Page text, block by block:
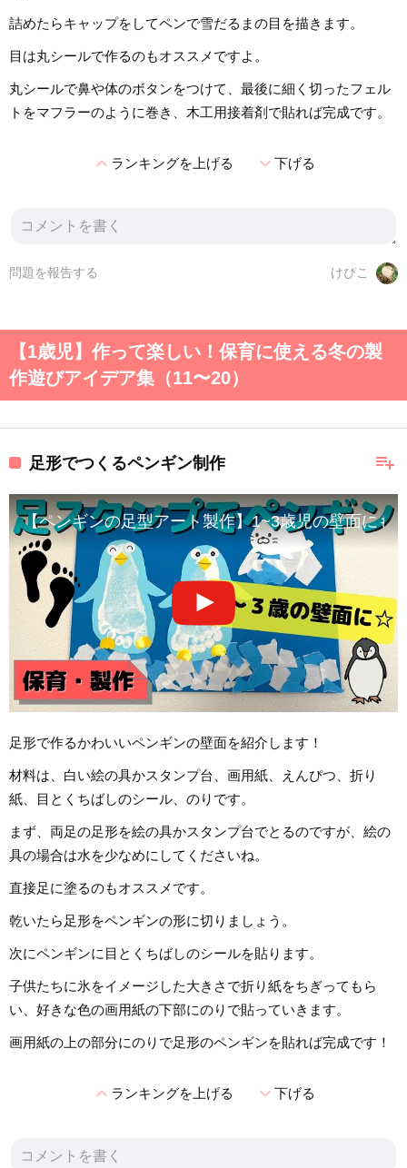
詰めたらキャップをしてペンで雪だるまの目を描きます。
目は丸シールで作るのもオススメですよ。
丸シールで鼻や体のボタンをつけて、最後に細く切ったフェル
トをマフラーのように巻き、木工用接着剤で貼れば完成です。
expand_lessランキングを上げる expand_more下げる
けぴこ
問題を報告する
【1歳児】作って楽しい！保育に使える冬の製
作遊びアイデア集（11〜20）
playlist_add
足形でつくるペンギン制作
【ペンギンの足型アート製作】1~3歳児の壁面にも
足形で作るかわいいペンギンの壁面を紹介します！
材料は、白い絵の具かスタンプ台、画用紙、えんぴつ、折り
紙、目とくちばしのシール、のりです。
まず、両足の足形を絵の具かスタンプ台でとるのですが、絵の
具の場合は水を少なめにしてくださいね。
直接足に塗るのもオススメです。
乾いたら足形をペンギンの形に切りましょう。
次にペンギンに目とくちばしのシールを貼ります。
子供たちに氷をイメージした大きさで折り紙をちぎってもら
い、好きな色の画用紙の下部にのりで貼っていきます。
画用紙の上の部分にのりで足形のペンギンを貼れば完成です！
expand_lessランキングを上げる expand_more下げる